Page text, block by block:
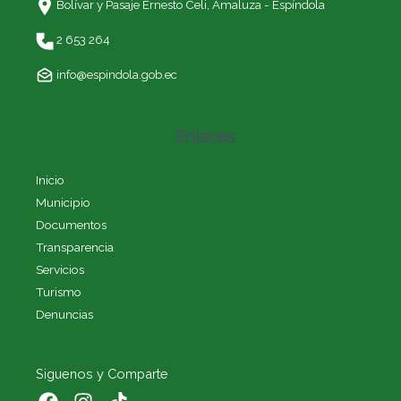
Bolívar y Pasaje Ernesto Celi, Amaluza - Espíndola
2 653 264
info@espindola.gob.ec
Enlaces
Inicio
Municipio
Documentos
Transparencia
Servicios
Turismo
Denuncias
Siguenos y Comparte